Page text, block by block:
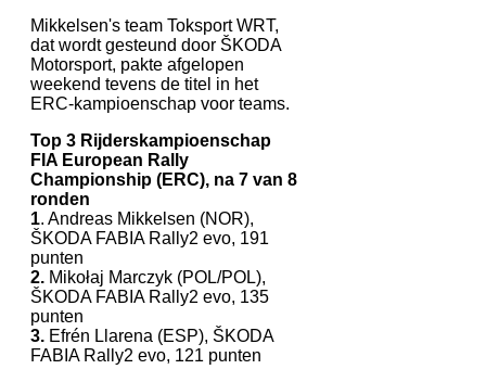
Mikkelsen's team Toksport WRT,
dat wordt gesteund door ŠKODA
Motorsport, pakte afgelopen
weekend tevens de titel in het
ERC-kampioenschap voor teams.
Top 3 Rijderskampioenschap
FIA European Rally
Championship (ERC), na 7 van 8
ronden
1. Andreas Mikkelsen (NOR),
ŠKODA FABIA Rally2 evo, 191
punten
2. Mikołaj Marczyk (POL/POL),
ŠKODA FABIA Rally2 evo, 135
punten
3. Efrén Llarena (ESP), ŠKODA
FABIA Rally2 evo, 121 punten